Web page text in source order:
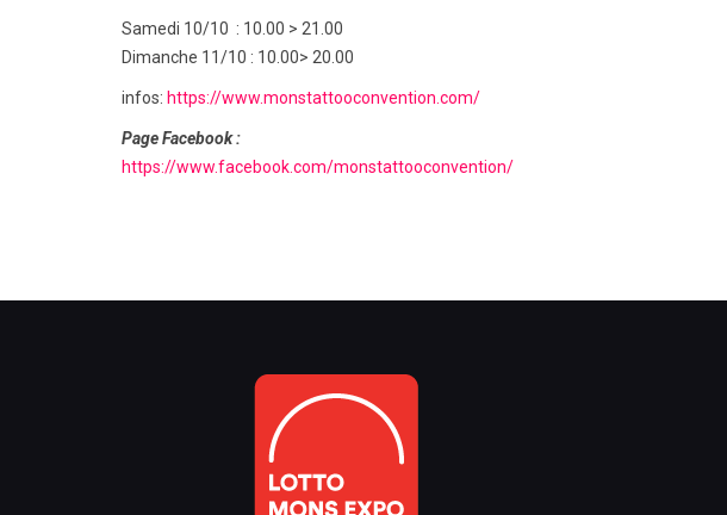
Samedi 10/10 : 10.00 > 21.00
Dimanche 11/10 : 10.00> 20.00
infos: https://www.monstattooconvention.com/
Page Facebook :
https://www.facebook.com/monstattooconvention/